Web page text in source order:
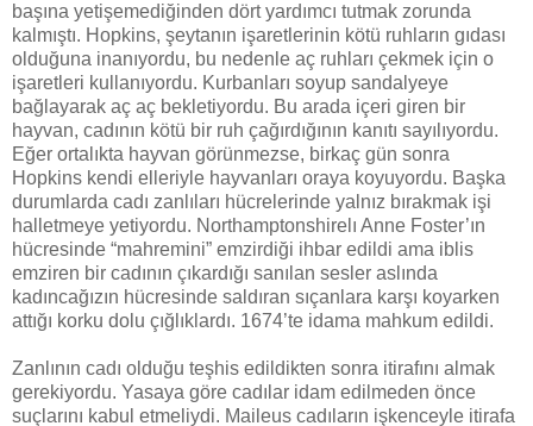
başına yetişemediğinden dört yardımcı tutmak zorunda
kalmıştı. Hopkins, şeytanın işaretlerinin kötü ruhların gıdası
olduğuna inanıyordu, bu nedenle aç ruhları çekmek için o
işaretleri kullanıyordu. Kurbanları soyup sandalyeye
bağlayarak aç aç bekletiyordu. Bu arada içeri giren bir
hayvan, cadının kötü bir ruh çağırdığının kanıtı sayılıyordu.
Eğer ortalıkta hayvan görünmezse, birkaç gün sonra
Hopkins kendi elleriyle hayvanları oraya koyuyordu. Başka
durumlarda cadı zanlıları hücrelerinde yalnız bırakmak işi
halletmeye yetiyordu. Northamptonshirelı Anne Foster’ın
hücresinde “mahremini” emzirdiği ihbar edildi ama iblis
emziren bir cadının çıkardığı sanılan sesler aslında
kadıncağızın hücresinde saldıran sıçanlara karşı koyarken
attığı korku dolu çığlıklardı. 1674’te idama mahkum edildi.
Zanlının cadı olduğu teşhis edildikten sonra itirafını almak
gerekiyordu. Yasaya göre cadılar idam edilmeden önce
suçlarını kabul etmeliydi. Maileus cadıların işkenceyle itirafa